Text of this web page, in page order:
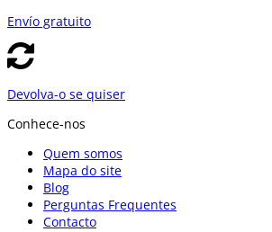
Envío gratuito
Devolva-o se quiser
Conhece-nos
Quem somos
Mapa do site
Blog
Perguntas Frequentes
Contacto